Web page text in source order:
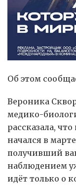
Об этом
Вероника
медико-
рассказала,
начался в
получивший
наблюдением
идёт только о